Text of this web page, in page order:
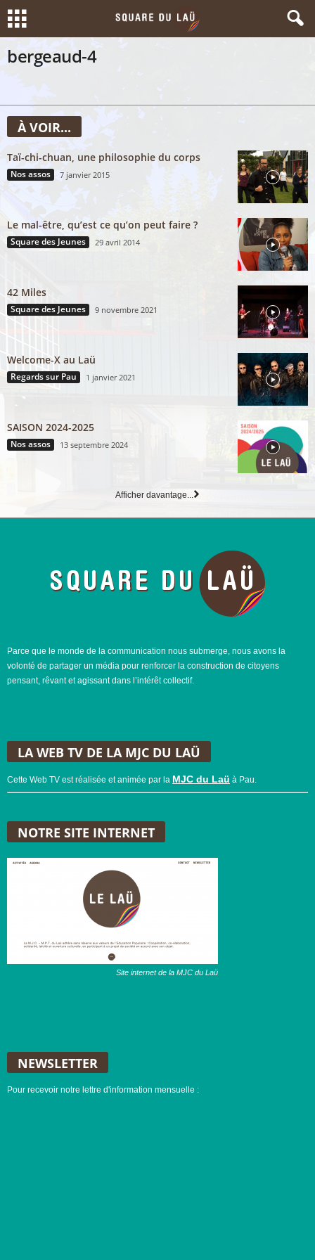
bergeaud-4
À VOIR...
Taï-chi-chuan, une philosophie du corps
Nos assos 7 janvier 2015
Le mal-être, qu’est ce qu’on peut faire ?
Square des Jeunes 29 avril 2014
42 Miles
Square des Jeunes 9 novembre 2021
Welcome-X au Laü
Regards sur Pau 1 janvier 2021
SAISON 2024-2025
Nos assos 13 septembre 2024
Afficher davantage...
Parce que le monde de la communication nous submerge, nous avons la
volonté de partager un média pour renforcer la construction de citoyens
pensant, rêvant et agissant dans l’intérêt collectif.
LA WEB TV DE LA MJC DU LAÜ
Cette Web TV est réalisée et animée par la MJC du Laü à Pau.
NOTRE SITE INTERNET
Site internet de la MJC du Laü
NEWSLETTER
Pour recevoir notre lettre d'information mensuelle :